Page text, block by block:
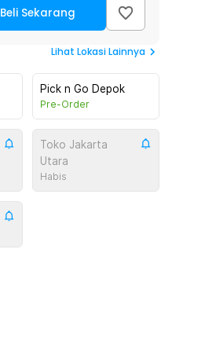
Beli Sekarang
Lihat Lokasi Lainnya
Pick n Go Depok
Pre-Order
Toko Jakarta
Utara
Habis